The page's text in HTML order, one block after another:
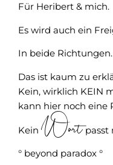
Für Heribert & mich.
Es wird auch ein
In beide Richtungen.
Das ist kaum zu
Kein, wirklich KEIN
kann hier noch eine
Kein Wortpasst
° beyond paradox °